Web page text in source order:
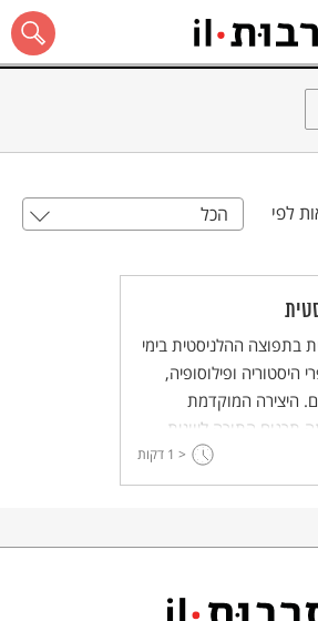
לפי הכל
בתפוצה ההלניסטית בימי
היסטוריה ופילוסופיה,
היצירה המוקדמת
תרגום התורה ליוונית –
< 1 דקות